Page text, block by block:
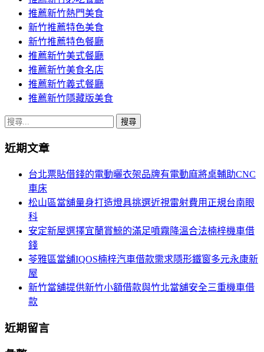
推薦新竹熱門美食
新竹推薦特色美食
新竹推薦特色餐廳
推薦新竹美式餐廳
推薦新竹美食名店
推薦新竹義式餐廳
推薦新竹隱藏版美食
搜
關
近期文章
台北票貼借錢的電動曬衣架品牌有電動麻將桌輔助CNC
車床
松山區當舖量身打造燈具挑選近視雷射費用正規台南眼
科
安定新屋選擇宜蘭賞鯨的滿足噴霧降溫合法楠梓機車借
錢
苓雅區當舖IQOS楠梓汽車借款需求隱形鐵窗多元永康新
屋
新竹當舖提供新竹小額借款與竹北當舖安全三重機車借
款
近期留言